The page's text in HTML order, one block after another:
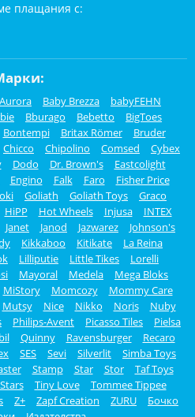
плащания с:
Aurora Baby Brezza
babyFEHN
Bburago Bebetto
BigToes
Bontempi Britax Römer
Bruder
Chicco Chipolino Comsed
Cybex
Dodo Dr. Brown's
Eastcolight
Engino Falk Faro
Fisher Price
Goliath Goliath Toys
Graco
HiPP Hot Wheels Injusa
INTEX
Janet Janod Jazwarez
Johnson's
Kikkaboo Kitikate
La Reina
Lilliputie Little Tikes
Lorelli
Mayoral Medela
Mega Bloks
MiStory Momcozy
Mommy Care
Mutsy Nice Nikko Noris
Nuby
Philips-Avent Picasso Tiles
Pielsa
Quinny Ravensburger
Recaro
SES Sevi Silverlit
Simba Toys
Stamp Star Stor
Taf Toys
Tiny Love
Tommee Tippee
Z+ Zapf Creation ZURU
Бочко